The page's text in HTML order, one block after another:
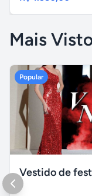
Mais
Popular